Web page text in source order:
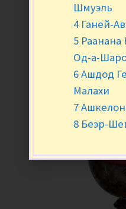
Шмуэль
4 Ганей-
5
Од-а-
6 Ашдод
Малахи
7
8 Беэр-